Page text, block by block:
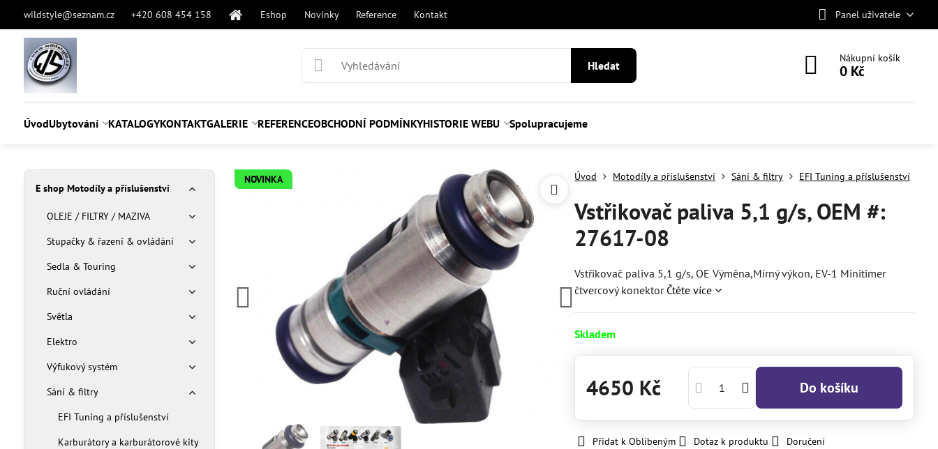
wildstyle@seznam.cz +420 608 454 158 Eshop Novinky Reference Kontakt Panel uživatele
Hledat
Nákupní košík
0 Kč
ÚvodUbytování KATALOGYKONTAKTGALERIE REFERENCEOBCHODNÍ PODMÍNKYHISTORIE WEBU Spolupracujeme
NOVINKA Úvod Motodíly a příslušenství Sání & filtry EFI Tuning a příslušenství
Vstřikovač paliva 5,1 g/s, OEM #:
27617-08
Vstřikovač paliva 5,1 g/s, OE Výměna,Mírný výkon, EV-1 Minitimer
čtvercový konektor Čtěte více
Skladem
4650 Kč Do košíku
Přidat k Oblíbeným Dotaz k produktu Doručení
E shop Motodíly a příslušenství
OLEJE / FILTRY / MAZIVA
Stupačky & řazení & ovládání
Sedla & Touring
Ruční ovládání
Světla
Elektro
Výfukový systém
Sání & filtry
EFI Tuning a příslušenství
Karburátory a karburátorové kity